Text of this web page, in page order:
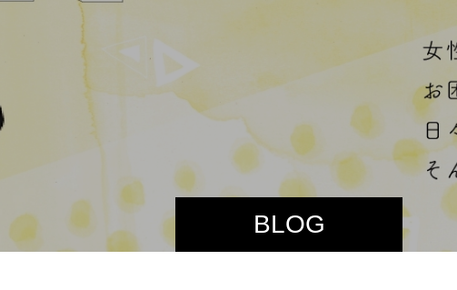
BLOG